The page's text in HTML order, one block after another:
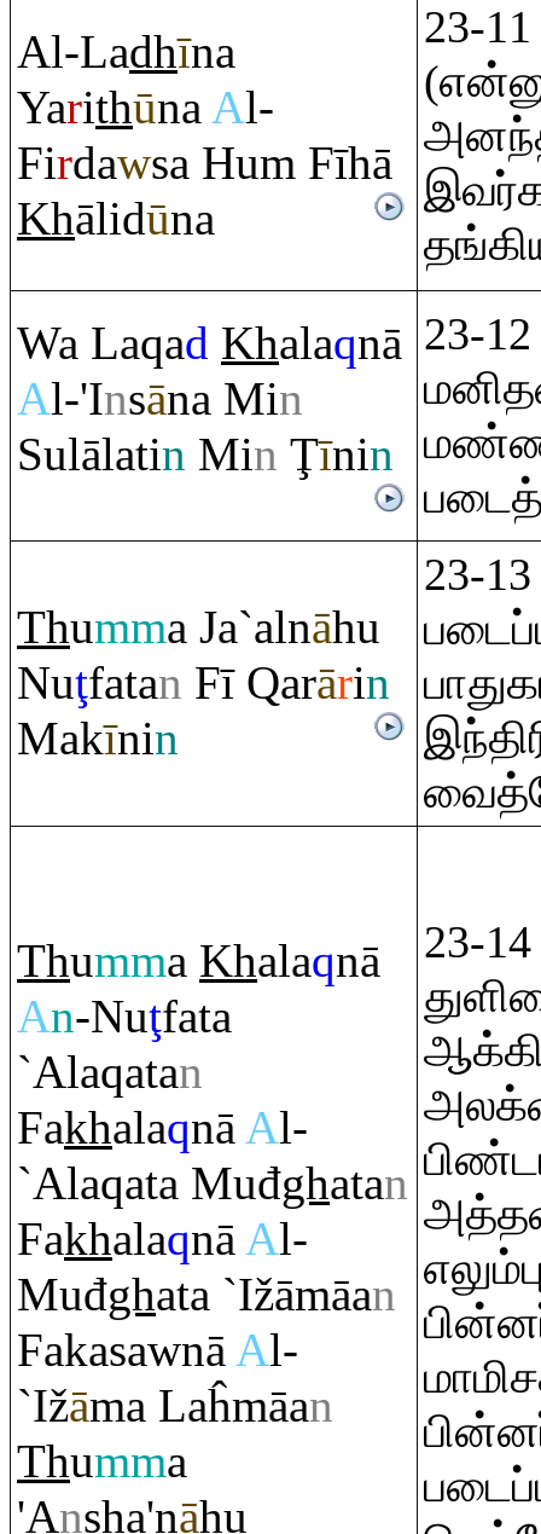
Al-Ladhīna
YarithūnaAl-
Firdawsa Hum Fīhā
Khālidūna
23-
Wa Laqad Khalaqnā
Al-'Insāna Min
Sulālatin Min Ţīnin
23-
Thumma Ja`alnāhu
Nuţfatan Fī Qarārin
Makīnin
23-
Thumma Khalaqnā
An-Nuţfata
`Alaqatan
FakhalaqnāAl-
`Alaqata Muđghatan
FakhalaqnāAl-
Muđghata `Ižāmāan
FakasawnāAl-
`Ižāma Laĥmāan
Thumma
'Ansha'nāhu
23-